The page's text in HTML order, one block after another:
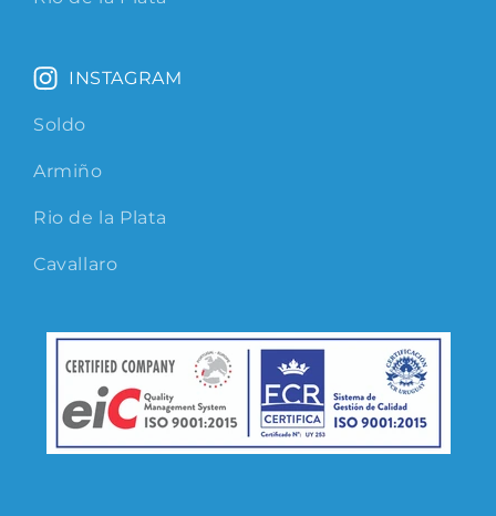
INSTAGRAM
Soldo
Armiño
Rio de la Plata
Cavallaro